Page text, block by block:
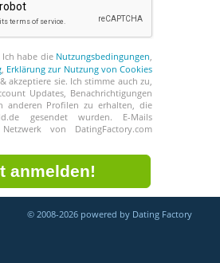
habe die Nutzungsbedingungen,
, Erklärung zur Nutzung von Cookies
akzeptiere sie. Ich stimme auch zu,
Updates, Benachrichtigungen
anderen Profilen zu erhalten, die
gesendet wurden. E-Mails
von DatingFactory.com
© 2008-2026 powered by Dating Factory